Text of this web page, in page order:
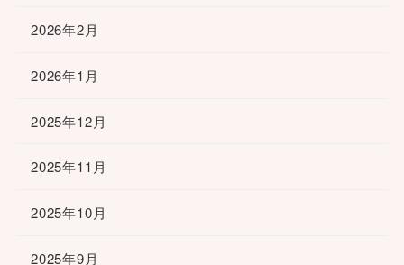
2026年2月
2026年1月
2025年12月
2025年11月
2025年10月
2025年9月